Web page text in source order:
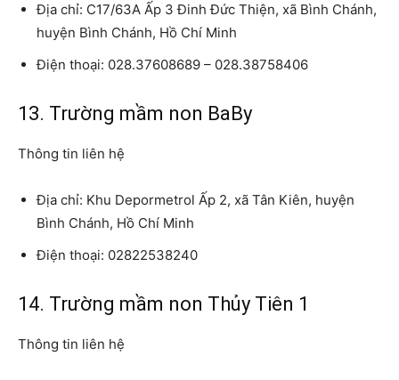
Địa chỉ: C17/63A Ấp 3 Đinh Đức Thiện, xã Bình Chánh,
huyện Bình Chánh, Hồ Chí Minh
Điện thoại: 028.37608689 – 028.38758406
13. Trường mầm non BaBy
Thông tin liên hệ
Địa chỉ: Khu Depormetrol Ấp 2, xã Tân Kiên, huyện
Bình Chánh, Hồ Chí Minh
Điện thoại: 02822538240
14. Trường mầm non Thủy Tiên 1
Thông tin liên hệ